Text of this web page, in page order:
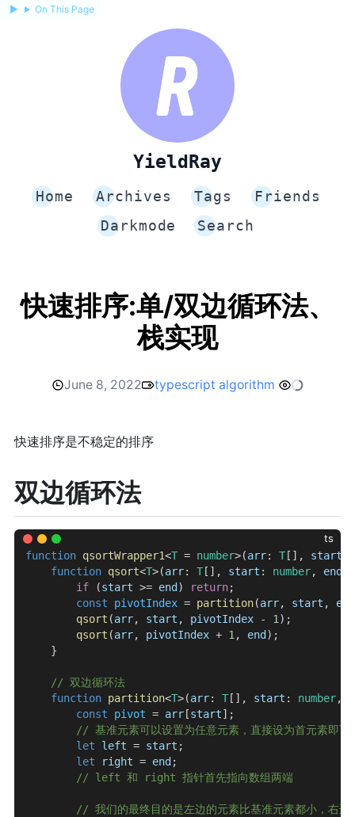
YieldRay
Home Archives Tags
Friends
Darkmode
Search
快速排序:单/双边循环法、
栈实现
June 8, 2022 typescript algorithm
快速排序是不稳定的排序
双边循环法
ts
function qsortWrapper1<T = number>(arr: T[], start
    function
qsort<T>(arr: T[], start : number, end
        if
(start >= end ) return;
        const
pivotIndex = partition(arr, start , end
        qsort
(arr, start , pivotIndex - 1 );
        qsort
(arr, pivotIndex + 1 , end );
    }
    // 双边循环法
    function
partition<T>(arr: T[], start : number,
        const
pivot = arr[start];
        // 基准元素可以设置为任意元素，直接设为首元素即可
        let
left = start ;
        let
right = end ;
        // left 和 right 指针首先指向数组两端
// 我们的最终目的是左边的元素比基准元素都小，右边
On This Page